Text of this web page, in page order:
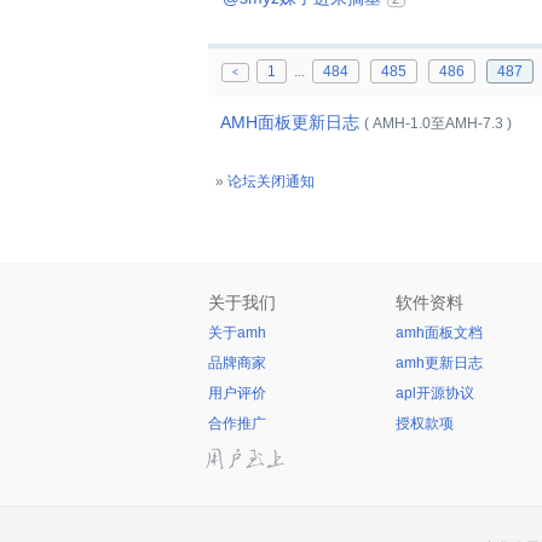
< 1 ... 484 485 486 487
AMH面板更新日志 ( AMH-1.0至AMH-7.3 )
» 论坛关闭通知
关于我们
关于amh
品牌商家
用户评价
合作推广
软件资料
amh面板文档
amh更新日志
apl开源协议
授权款项